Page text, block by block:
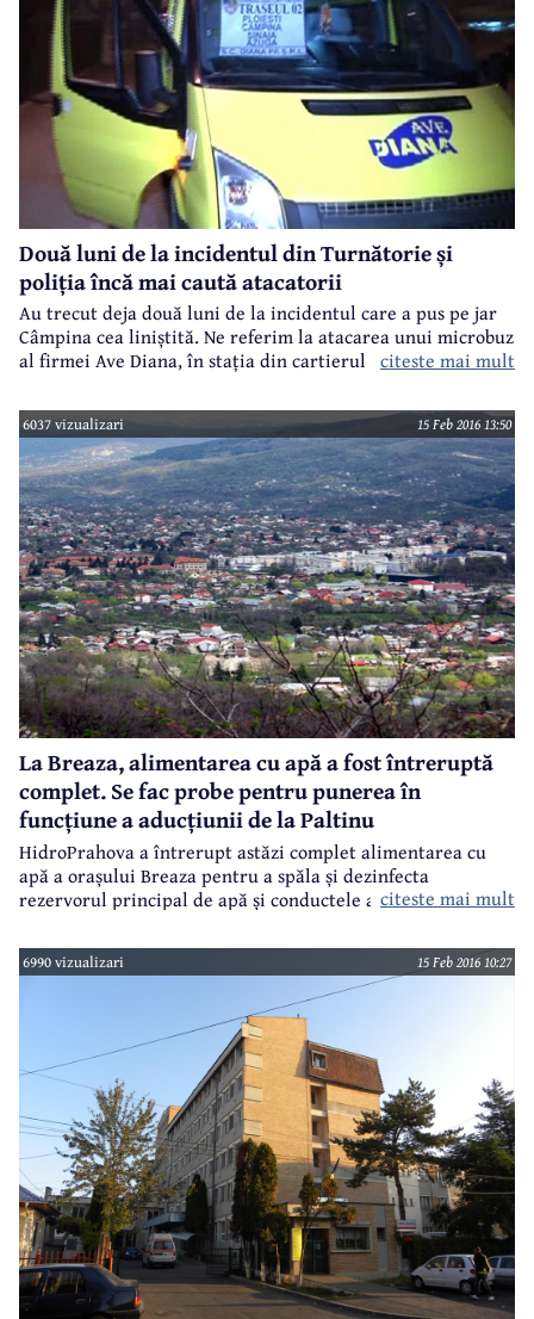
Două luni de la incidentul din Turnătorie și
poliția încă mai caută atacatorii
Au trecut deja două luni de la incidentul care a pus pe jar
Câmpina cea liniștită. Ne referim la atacarea unui microbuz
al firmei Ave Diana, în stația din cartierul Turnătorie, de
mașina în care se aflau șoferul și șase pasageri, au lovit cu
bâtele în portiere și au încercat să-l scoată pe șofer pe
geam. Nu au reușit, în schimb au luat cheile din contact și
au dispărut. Iar de atunci nu se mai știe nimic... oficial.
citeste mai mult
6037 vizualizari 15 Feb 2016 13:50
La Breaza, alimentarea cu apă a fost întreruptă
complet. Se fac probe pentru punerea în
funcțiune a aducțiunii de la Paltinu
HidroPrahova a întrerupt astăzi complet alimentarea cu
apă a orașului Breaza pentru a spăla și dezinfecta
rezervorul principal de apă și conductele aferente. Au fost
apă, după care urmează dezinfectarea acestei conducte.
Apoi vor fi prelevate probe în vederea punerii în funcțiune
a aducțiunii de apă de la Paltinu.
citeste mai mult
6990 vizualizari 15 Feb 2016 10:27